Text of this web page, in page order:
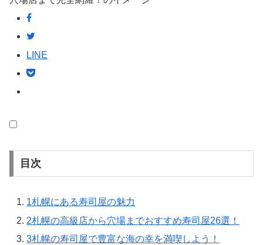
LINE
目次
1札幌にある寿司屋の魅力
2札幌の高級店から穴場までおすすめ寿司屋26選！
3札幌の寿司屋で豊富な海の幸を満喫しよう！